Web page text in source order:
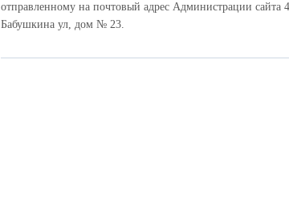
отправленному на почтовый адрес Администрации сайта
Бабушкина ул, дом № 23.